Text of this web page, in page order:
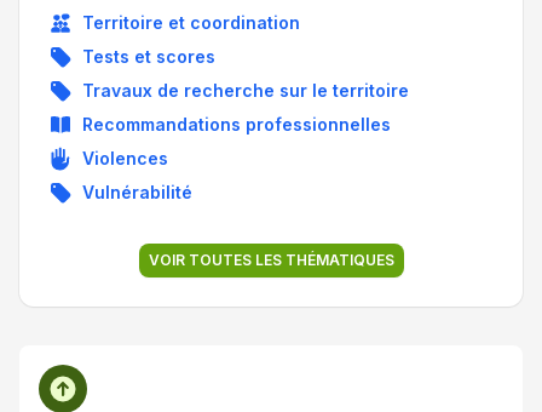
Territoire et coordination
Tests et scores
Travaux de recherche sur le territoire
Recommandations professionnelles
Violences
Vulnérabilité
VOIR TOUTES LES THÉMATIQUES